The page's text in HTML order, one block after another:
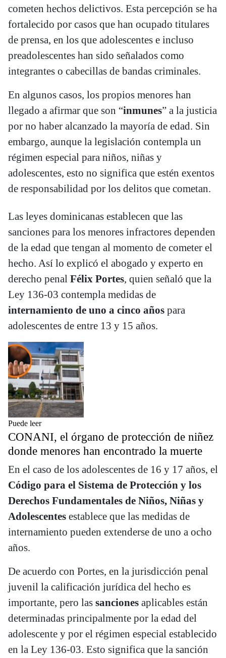
cometen hechos delictivos. Esta percepción se ha
fortalecido por casos que han ocupado titulares
de prensa, en los que adolescentes e incluso
preadolescentes han sido señalados como
integrantes o cabecillas de bandas criminales.
En algunos casos, los propios menores han
llegado a afirmar que son “inmunes” a la justicia
por no haber alcanzado la mayoría de edad. Sin
embargo, aunque la legislación contempla un
régimen especial para niños, niñas y
adolescentes, esto no significa que estén exentos
de responsabilidad por los delitos que cometan.
Las leyes dominicanas establecen que las
sanciones para los menores infractores dependen
de la edad que tengan al momento de cometer el
hecho. Así lo explicó el abogado y experto en
derecho penal Félix Portes, quien señaló que la
Ley 136-03 contempla medidas de
internamiento de uno a cinco años para
adolescentes de entre 13 y 15 años.
Puede leer
CONANI, el órgano de protección de niñez
donde menores han encontrado la muerte
En el caso de los adolescentes de 16 y 17 años, el
Código para el Sistema de Protección y los
Derechos Fundamentales de Niños, Niñas y
Adolescentes establece que las medidas de
internamiento pueden extenderse de uno a ocho
años.
De acuerdo con Portes, en la jurisdicción penal
juvenil la calificación jurídica del hecho es
importante, pero las sanciones aplicables están
determinadas principalmente por la edad del
adolescente y por el régimen especial establecido
en la Ley 136-03. Esto significa que la sanción